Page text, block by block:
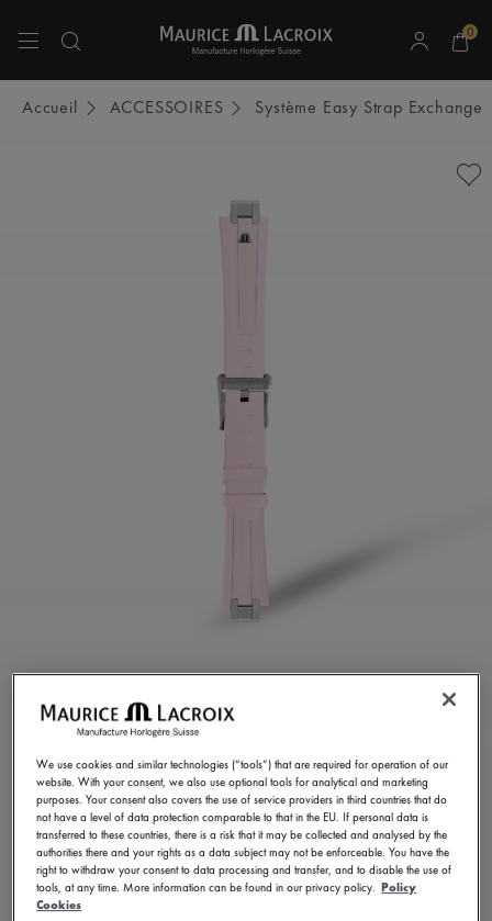
0
Accueil ACCESSOIRES Système Easy Strap Exchange
BRACELET EN
CAOUTCHOUC ROSE
ML822-005076
300.00 USD Hors taxes
TROUVER UN MAGASIN
We use cookies and similar technologies (“tools”) that are required for operation of our
website. With your consent, we also use optional tools for analytical and marketing
purposes. Your consent also covers the use of service providers in third countries that do
not have a level of data protection comparable to that in the EU. If personal data is
transferred to these countries, there is a risk that it may be collected and analysed by the
authorities there and your rights as a data subject may not be enforceable. You have the
right to withdraw your consent to data processing and transfer, and to disable the use of
tools, at any time. More information can be found in our privacy policy. Policy
Cookies